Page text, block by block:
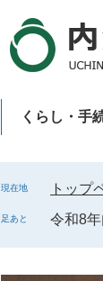
くらし・手
現在地 トップ
足あと 令和8